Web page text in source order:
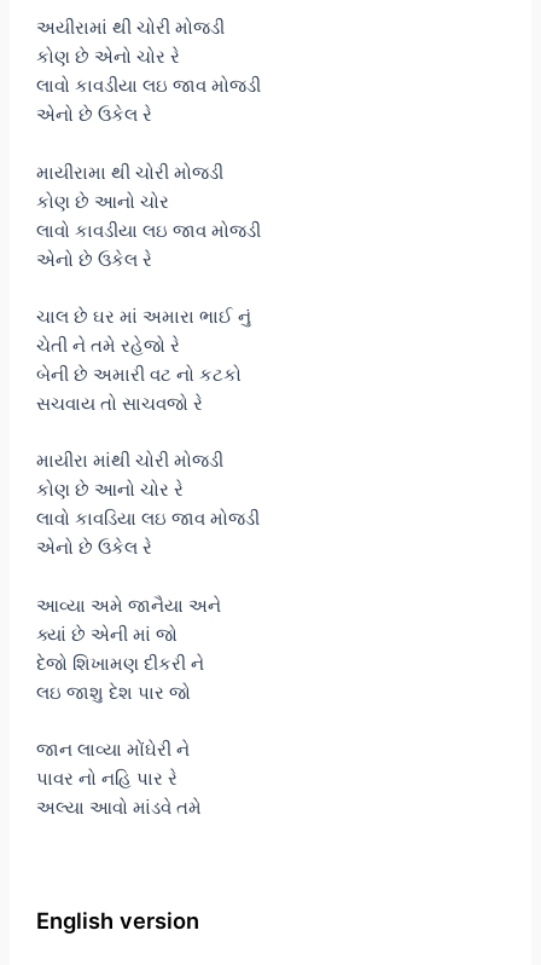
અયીરામાં થી ચોરી મોજડી
કોણ છે એનો ચોર રે
લાવો કાવડીયા લઇ જાવ મોજડી
એનો છે ઉકેલ રે
માયીરામા થી ચોરી મોજડી
કોણ છે આનો ચોર
લાવો કાવડીયા લઇ જાવ મોજડી
એનો છે ઉકેલ રે
ચાલ છે ઘર માં અમારા ભાઈ નું
ચેતી ને તમે રહેજો રે
બેની છે અમારી વટ નો કટકો
સચવાય તો સાચવજો રે
માયીરા માંથી ચોરી મોજડી
કોણ છે આનો ચોર રે
લાવો કાવડિયા લઇ જાવ મોજડી
એનો છે ઉકેલ રે
આવ્યા અમે જાનૈયા અને
ક્યાં છે એની માં જો
દેજો શિખામણ દીકરી ને
લઇ જાશુ દેશ પાર જો
જાન લાવ્યા મોંઘેરી ને
પાવર નો નહિ પાર રે
અલ્યા આવો માંડવે તમે
English version